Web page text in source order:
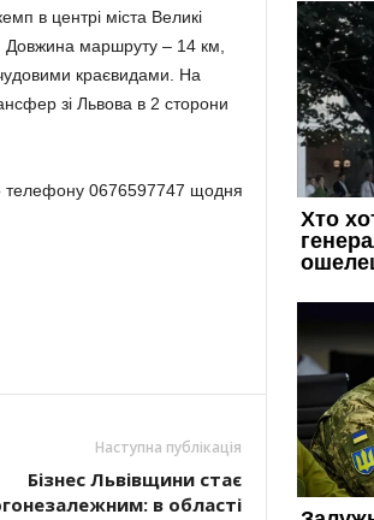
в центрі міста Великі
Довжина маршруту – 14 км,
чудовими краєвидами. На
зі Львова в 2 сторони
телефону 0676597747 щодня
Наступна публікація
Бізнес Львівщини стає
в області